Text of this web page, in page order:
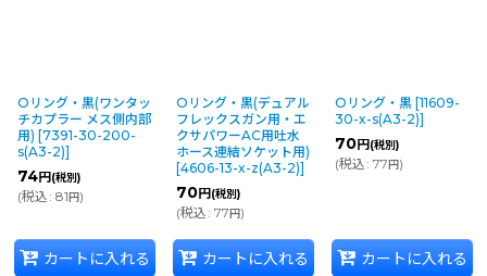
Oリング・黒(ワンタッ
チカプラー メス側内部
用) [7391-30-200-
s(A3-2)]
74円(税別)
(税込: 81円)
カートに入れる
Oリング・黒(デュアル
フレックスガン用・エ
クサパワーAC用吐水
ホース連結ソケット用)
[4606-13-x-z(A3-2)]
70円(税別)
(税込: 77円)
カートに入れる
Oリング・黒 [11609-
30-x-s(A3-2)]
70円(税別)
(税込: 77円)
カートに入れる